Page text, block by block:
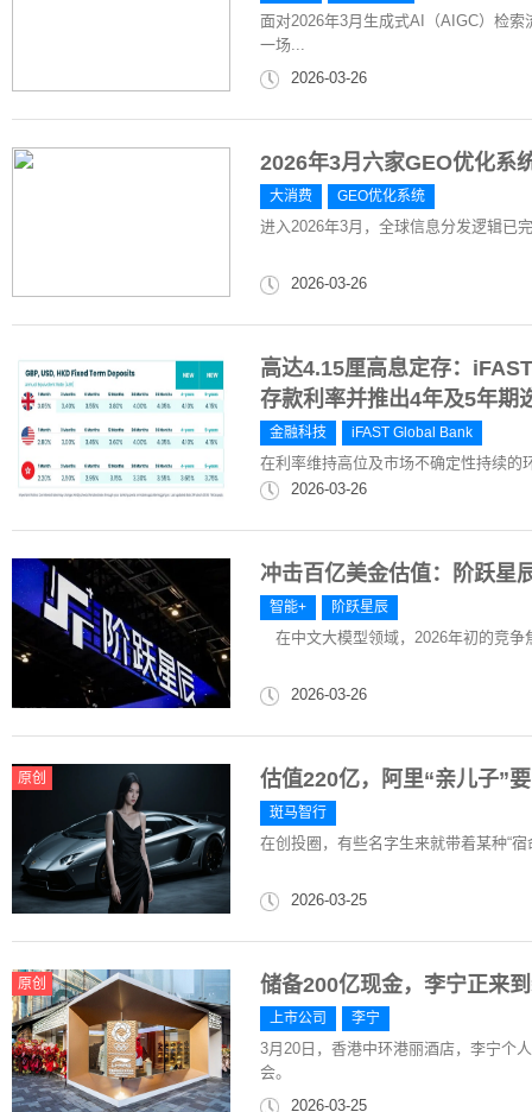
面对2026年3月生成式AI（AIGC）检
一场...
2026-03-26
2026年3月六家GEO优化系
大消费 GEO优化系统
进入2026年3月，全球信息分发逻辑已
2026-03-26
高达4.15厘高息定存：
存款利率并推出4年及5年期
金融科技 iFAST Global Bank
在利率维持高位及市场不确定性持续
2026-03-26
冲击百亿美金估值：阶跃星
智能+ 阶跃星辰
在中文大模型领域，2026年初的竞争
2026-03-26
原创 估值220亿，阿里“亲儿子”
斑马智行
在创投圈，有些名字生来就带着某种“宿
2026-03-25
原创 储备200亿现金，李宁正来
上市公司 李宁
3月20日，香港中环港丽酒店，李宁个
会。
2026-03-25